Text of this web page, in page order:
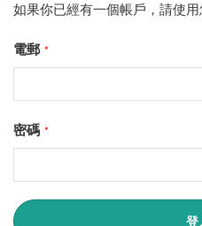
如果你已經有一個帳戶，請使用
電郵
密碼
登